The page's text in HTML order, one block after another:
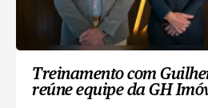
Treinamento com
reúne equipe da GH